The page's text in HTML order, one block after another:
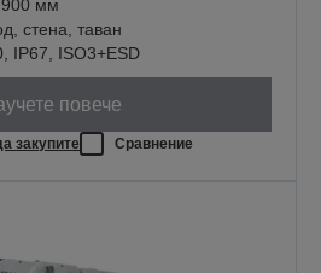
900 мм
стена, таван
IP67, ISO3+ESD
повече
закупите Сравнение